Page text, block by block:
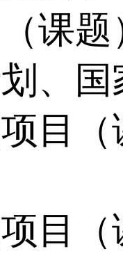
（课
、
目
项目